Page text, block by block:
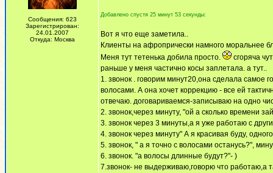
Сообщения: 623
Зарегистрирован:
24.01.2007
Откуда: Москва
Добавлено спустя 25 минут 53 секунды:
Вот я что еще заметила..
Клиенты на афропрически намного моральнее
Меня тут тетенька добила просто.
сгоряча
раньше у меня частично косы заплетала. а тут..
1. звонок . говорим минут20,она сделала самое
волосами. А она хочет коррекцию - все ей
отвечаю. договариваемся-записываю на одно
2. звонок,через минуту, "ой а сколько времени
3. звонок через 3 минуты,а я уже работаю с
4. звонок через минуту" А я красивая буду,
5. звонок, " а я точно с волосами останусь?",
6. звонок. "а волосы длинные будут?"- )
7.звонок- не выдерживаю,говорю что работаю,а